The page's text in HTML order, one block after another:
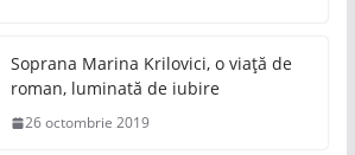
Soprana Marina Krilovici, o viață de
roman, luminată de iubire
26 octombrie 2019